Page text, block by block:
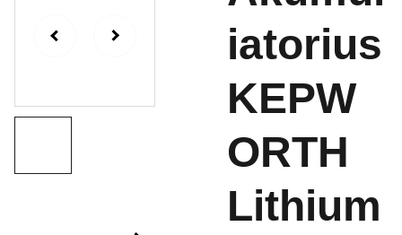
iatorius
KEPW
ORTH
Lithium